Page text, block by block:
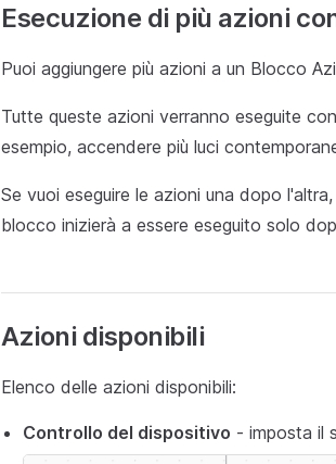
Esecuzione di più azioni
Puoi aggiungere più azioni a un Blocco
Tutte queste azioni verranno eseguite
esempio, accendere più luci
Se vuoi eseguire le azioni una dopo
blocco inizierà a essere eseguito solo
Azioni disponibili
Elenco delle azioni disponibili:
Controllo del dispositivo - imposta il